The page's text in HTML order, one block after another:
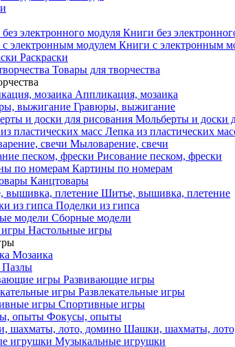
Книги без
Книги с электронным
Раскраски
Товары для творчества
Аппликация, мозаика
Гравюры, выжигание
Мольберты и доски
Лепка из пластических
Мыловарение, свечи
Рисование песком, фрески
Картины по номерам
Канцтовары
Шитье, вышивка, плетение
Поделки из гипса
Сборные модели
Настольные игры
Мозаика
Пазлы
Развивающие игры
Развлекательные игры
Спортивные игры
Фокусы, опыты
Шашки, шахматы,
Музыкальные игрушки